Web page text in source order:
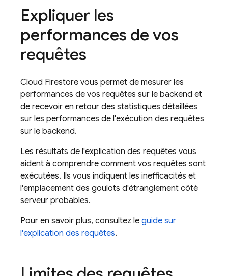
Expliquer les
performances de vos
requêtes
Cloud Firestore vous permet de mesurer les
performances de vos requêtes sur le backend et
de recevoir en retour des statistiques détaillées
sur les performances de l'exécution des requêtes
sur le backend.
Les résultats de l'explication des requêtes vous
aident à comprendre comment vos requêtes sont
exécutées. Ils vous indiquent les inefficacités et
l'emplacement des goulots d'étranglement côté
serveur probables.
Pour en savoir plus, consultez le guide sur
l'explication des requêtes.